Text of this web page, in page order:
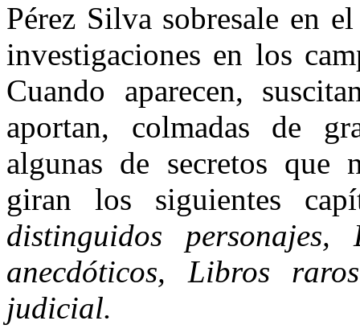
Pérez Silva sobresale en
investigaciones en los
Cuando aparecen,
aportan, colmadas de
algunas de secretos que
giran los siguientes
distinguidos
anecdóticos, Libros
judicial.